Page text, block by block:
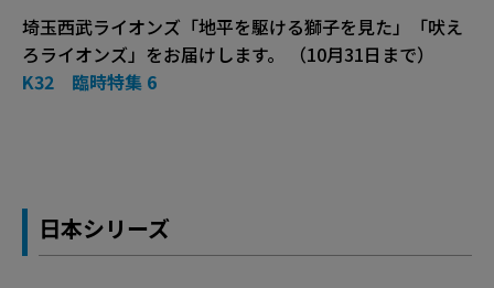
埼玉西武ライオンズ「地平を駆ける獅子を見た」「吠え
ろライオンズ」をお届けします。 （10月31日まで）
K32 臨時特集 6
日本シリーズ